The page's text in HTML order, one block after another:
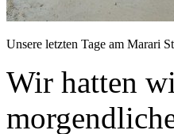
Unsere letzten Tage am Marari
Wir hatten